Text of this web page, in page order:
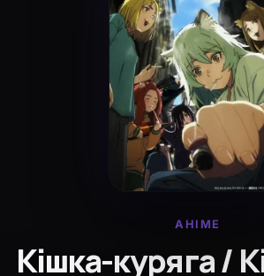
АНІМЕ
Кішка-куряга /